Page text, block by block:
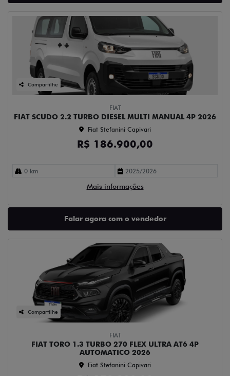
Compartilhe
FIAT
FIAT SCUDO 2.2 TURBO DIESEL MULTI MANUAL 4P 2026
Fiat Stefanini Capivari
R$ 186.900,00
0 km 2025/2026
Mais informações
Falar agora com o vendedor
Compartilhe
FIAT
FIAT TORO 1.3 TURBO 270 FLEX ULTRA AT6 4P
AUTOMATICO 2026
Fiat Stefanini Capivari